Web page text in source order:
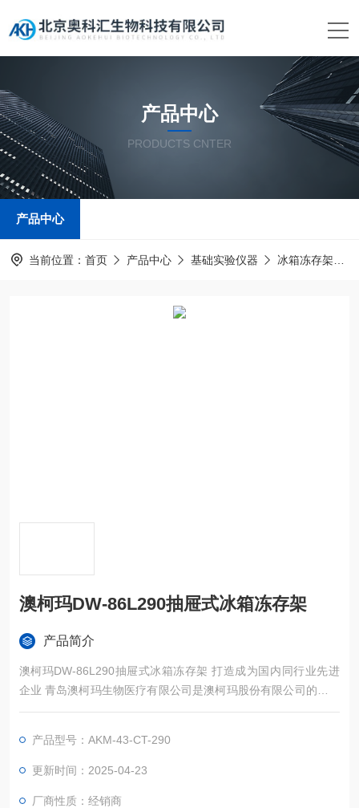
产品中心
PRODUCTS CNTER
产品中心
当前位置： 首页 产品中心 基础实验仪器 冰箱冻存架
澳柯玛DW-86L290抽屉式冰箱冻存架
产品简介
澳柯玛DW-86L290抽屉式冰箱冻存架 打造成为国内同行业先进
企业 青岛澳柯玛生物医疗有限公司是澳柯玛股份有限公司的全资
子公司，负责澳柯玛科研医疗设备的研发和销售。
产品型号：AKM-43-CT-290
更新时间：2025-04-23
厂商性质：经销商